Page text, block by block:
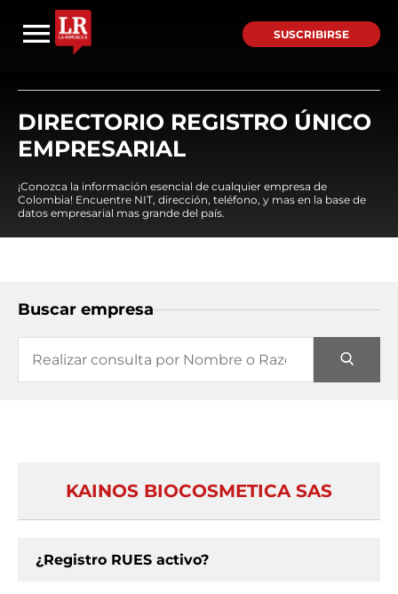
SUSCRIBIRSE
DIRECTORIO REGISTRO ÚNICO
EMPRESARIAL
¡Conozca la información esencial de cualquier empresa de
Colombia! Encuentre NIT, dirección, teléfono, y mas en la base de
datos empresarial mas grande del país.
Buscar empresa
KAINOS BIOCOSMETICA SAS
¿Registro RUES activo?